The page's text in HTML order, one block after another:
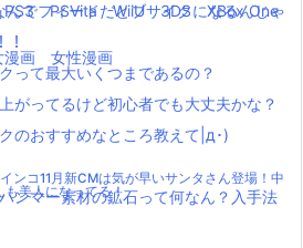
でフィードだとブサイクになるんじゃ
って最大いくつまであるの？
がってるけど初心者でも大丈夫かな？
のおすすめなところ教えて|д･)
ンマー素材の鉱石って何なん？入手法
PS3 PSVita WiiU 3DS
XBox One
漫画 女性漫画
インコ11月新CMは気が早いサンタさん登場！中
も美人になってる！